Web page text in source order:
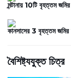
মন্টানায় 10টি বৃহত্তম
কানসাসের 3 বৃহত্তম জমির
বৈশিষ্ট্যযুক্ত চিত্র